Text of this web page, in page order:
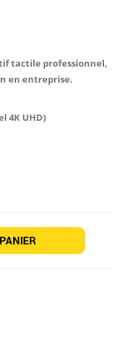
tactile professionnel,
en entreprise.
4K UHD)